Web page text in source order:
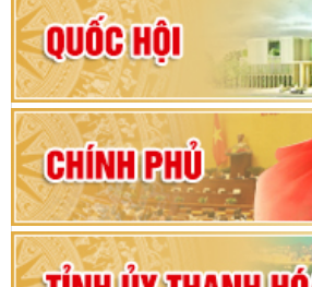
Hướng dẫn quy trình bỏ
khoá XVI và đại biểu
2026-2031
80 năm Quốc hội Việt
vì sự phát triển của đất nước
Bộ Chính trị duyệt nội dung
Đảng bộ tỉnh Thanh Hóa
2025 - 2030